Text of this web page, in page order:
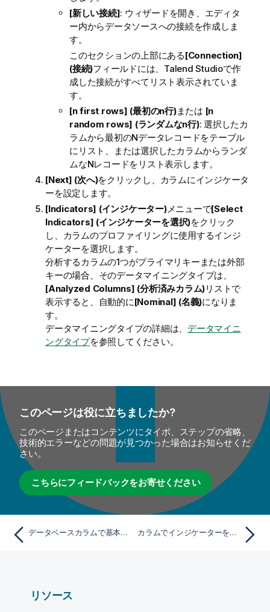
[新しい接続]: ウィザードを開き、エディタ
ー内からデータソースへの接続を作成しま
す。
このセクションの上部にある[Connection]
(接続)フィールドには、 Talend Studioで作
成した接続がすべてリスト表示されていま
す。
[n first rows] (最初のn行)または [n
random rows] (ランダムなn行): 選択したカ
ラムから最初のNデータレコードをテーブル
にリスト、または選択したカラムからランダ
ムなNレコードをリスト表示します。
[Next] (次へ)をクリックし、カラムにインジケータ
ーを設定します。
[Indicators] (インジケーター)メニューで[Select
Indicators] (インジケーターを選択)をクリック
し、カラムのプロファイリングに使用するインジ
ケーターを選択します。
分析するカラムの1つがプライマリキーまたは外部
キーの場合、そのデータマイニングタイプは、
[Analyzed Columns] (分析済みカラム)リストで
表示すると、自動的に[Nominal] (名義)になりま
す。
データマイニングタイプの詳細は、 データマイニ
ングタイプを参照してください。
このページは役に立ちましたか?
このページまたはコンテンツにタイポ、ステップの省略、
技術的エラーなどの問題が見つかった場合はお知らせくだ
さい。
こちらにフィードバックをお寄せください
データベースカラムで基本分析を作成 カラムでインジケーターを設定
リソース